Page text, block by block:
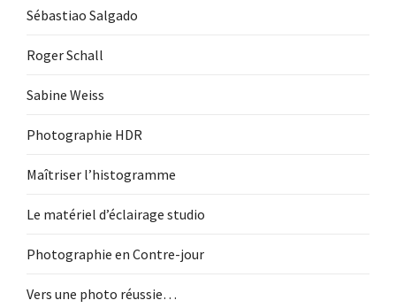
Sébastiao Salgado
Roger Schall
Sabine Weiss
Photographie HDR
Maîtriser l’histogramme
Le matériel d’éclairage studio
Photographie en Contre-jour
Vers une photo réussie…